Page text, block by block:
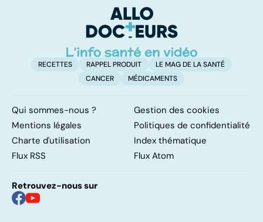
RECETTES RAPPEL PRODUIT
LE MAG DE LA SANTÉ
CANCER
MÉDICAMENTS
Qui sommes-nous ?
Gestion des cookies
Mentions légales
Politiques de confidentialité
Charte d'utilisation
Index thématique
Flux RSS
Flux Atom
Retrouvez-nous sur